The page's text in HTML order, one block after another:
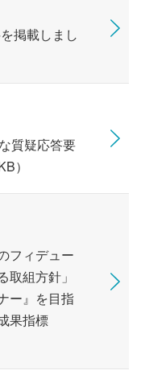
掲載しまし
質疑応答要
）
フィデュー
取組方針」
ー』を目指
果指標